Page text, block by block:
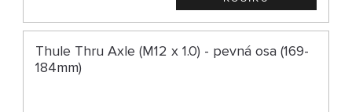
Thule Thru Axle (M12 x 1.0) - pevná osa (169-
184mm)